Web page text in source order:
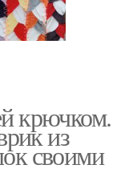
крючком.
из
своими